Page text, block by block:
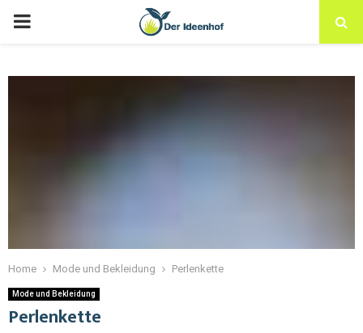
Home Mode und Bekleidung Perlenkette
Mode und Bekleidung
Perlenkette